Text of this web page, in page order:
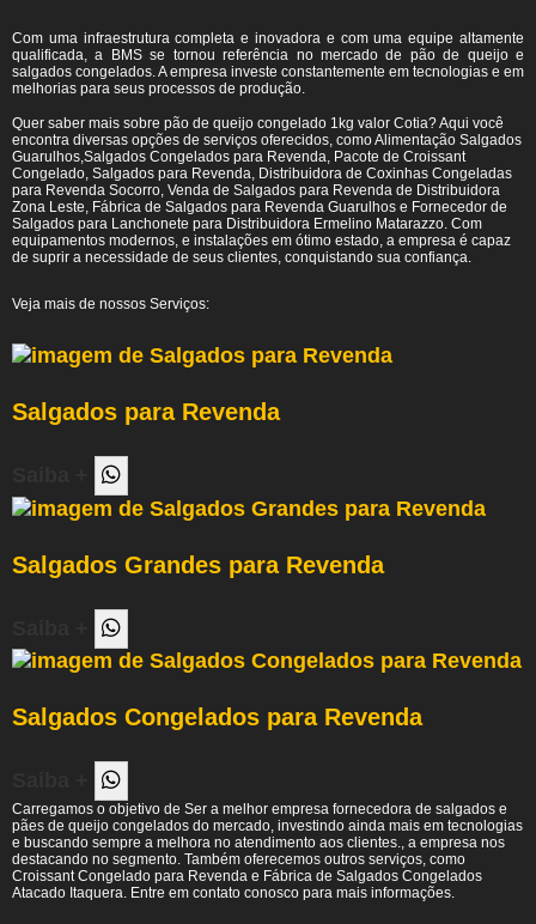
Com uma infraestrutura completa e inovadora e com uma equipe altamente
qualificada, a BMS se tornou referência no mercado de pão de queijo e
salgados congelados. A empresa investe constantemente em tecnologias e em
melhorias para seus processos de produção.
Quer saber mais sobre pão de queijo congelado 1kg valor Cotia? Aqui você
encontra diversas opções de serviços oferecidos, como Alimentação Salgados
Guarulhos,Salgados Congelados para Revenda, Pacote de Croissant
Congelado, Salgados para Revenda, Distribuidora de Coxinhas Congeladas
para Revenda Socorro, Venda de Salgados para Revenda de Distribuidora
Zona Leste, Fábrica de Salgados para Revenda Guarulhos e Fornecedor de
Salgados para Lanchonete para Distribuidora Ermelino Matarazzo. Com
equipamentos modernos, e instalações em ótimo estado, a empresa é capaz
de suprir a necessidade de seus clientes, conquistando sua confiança.
Veja mais de nossos Serviços:
Salgados para Revenda
Salgados Grandes para Revenda
Salgados Congelados para Revenda
Carregamos o objetivo de Ser a melhor empresa fornecedora de salgados e
pães de queijo congelados do mercado, investindo ainda mais em tecnologias
e buscando sempre a melhora no atendimento aos clientes., a empresa nos
destacando no segmento. Também oferecemos outros serviços, como
Croissant Congelado para Revenda e Fábrica de Salgados Congelados
Atacado Itaquera. Entre em contato conosco para mais informações.